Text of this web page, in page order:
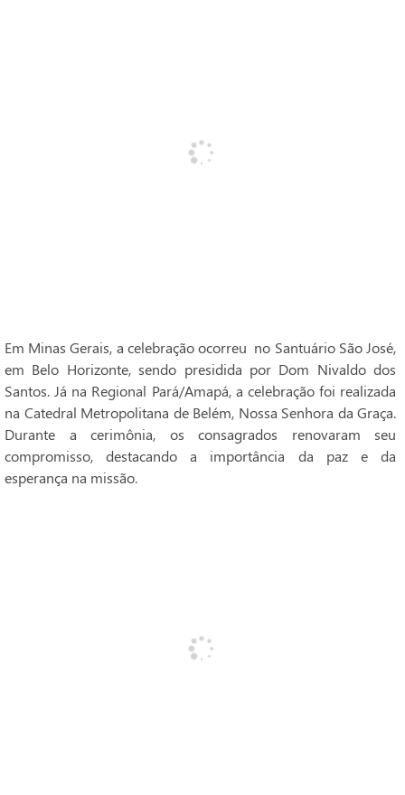
Em Minas Gerais, a celebração ocorreu no Santuário São José,
em Belo Horizonte, sendo presidida por Dom Nivaldo dos
Santos. Já na Regional Pará/Amapá, a celebração foi realizada
na Catedral Metropolitana de Belém, Nossa Senhora da Graça.
Durante a cerimônia, os consagrados renovaram seu
compromisso, destacando a importância da paz e da
esperança na missão.